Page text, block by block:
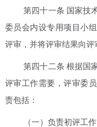
第四十一条 国家技
委员会内设专用项目小
评审，并将评审结果向评
第四十二条 根据国
评审工作需要，评审委
责包括：
（一）负责初评工作